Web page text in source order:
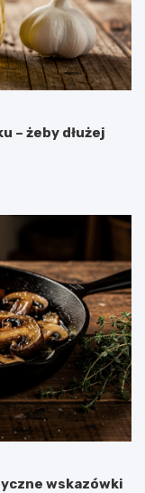
– żeby dłużej
wskazówki